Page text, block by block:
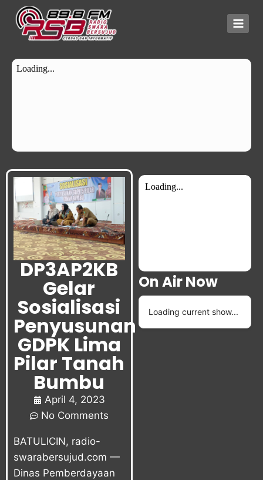
DP3AP2KB
Gelar
Sosialisasi
Penyusunan
GDPK Lima
Pilar Tanah
Bumbu
April 4, 2023
No Comments
BATULICIN, radio-
swarabersujud.com —
Dinas Pemberdayaan
On Air Now
Loading current show...